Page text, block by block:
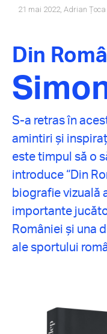
21 mai 2022, Adrian Țoca
Din
S-a retras în
amintiri și
este timpul să o
introduce “Din
biografie vizuală
importante
României și una
ale sportului